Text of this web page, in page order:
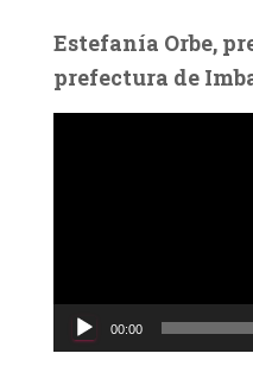
Estefanía Orbe,
prefectura de
c
00:00